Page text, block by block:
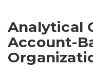
Analytical
Account-